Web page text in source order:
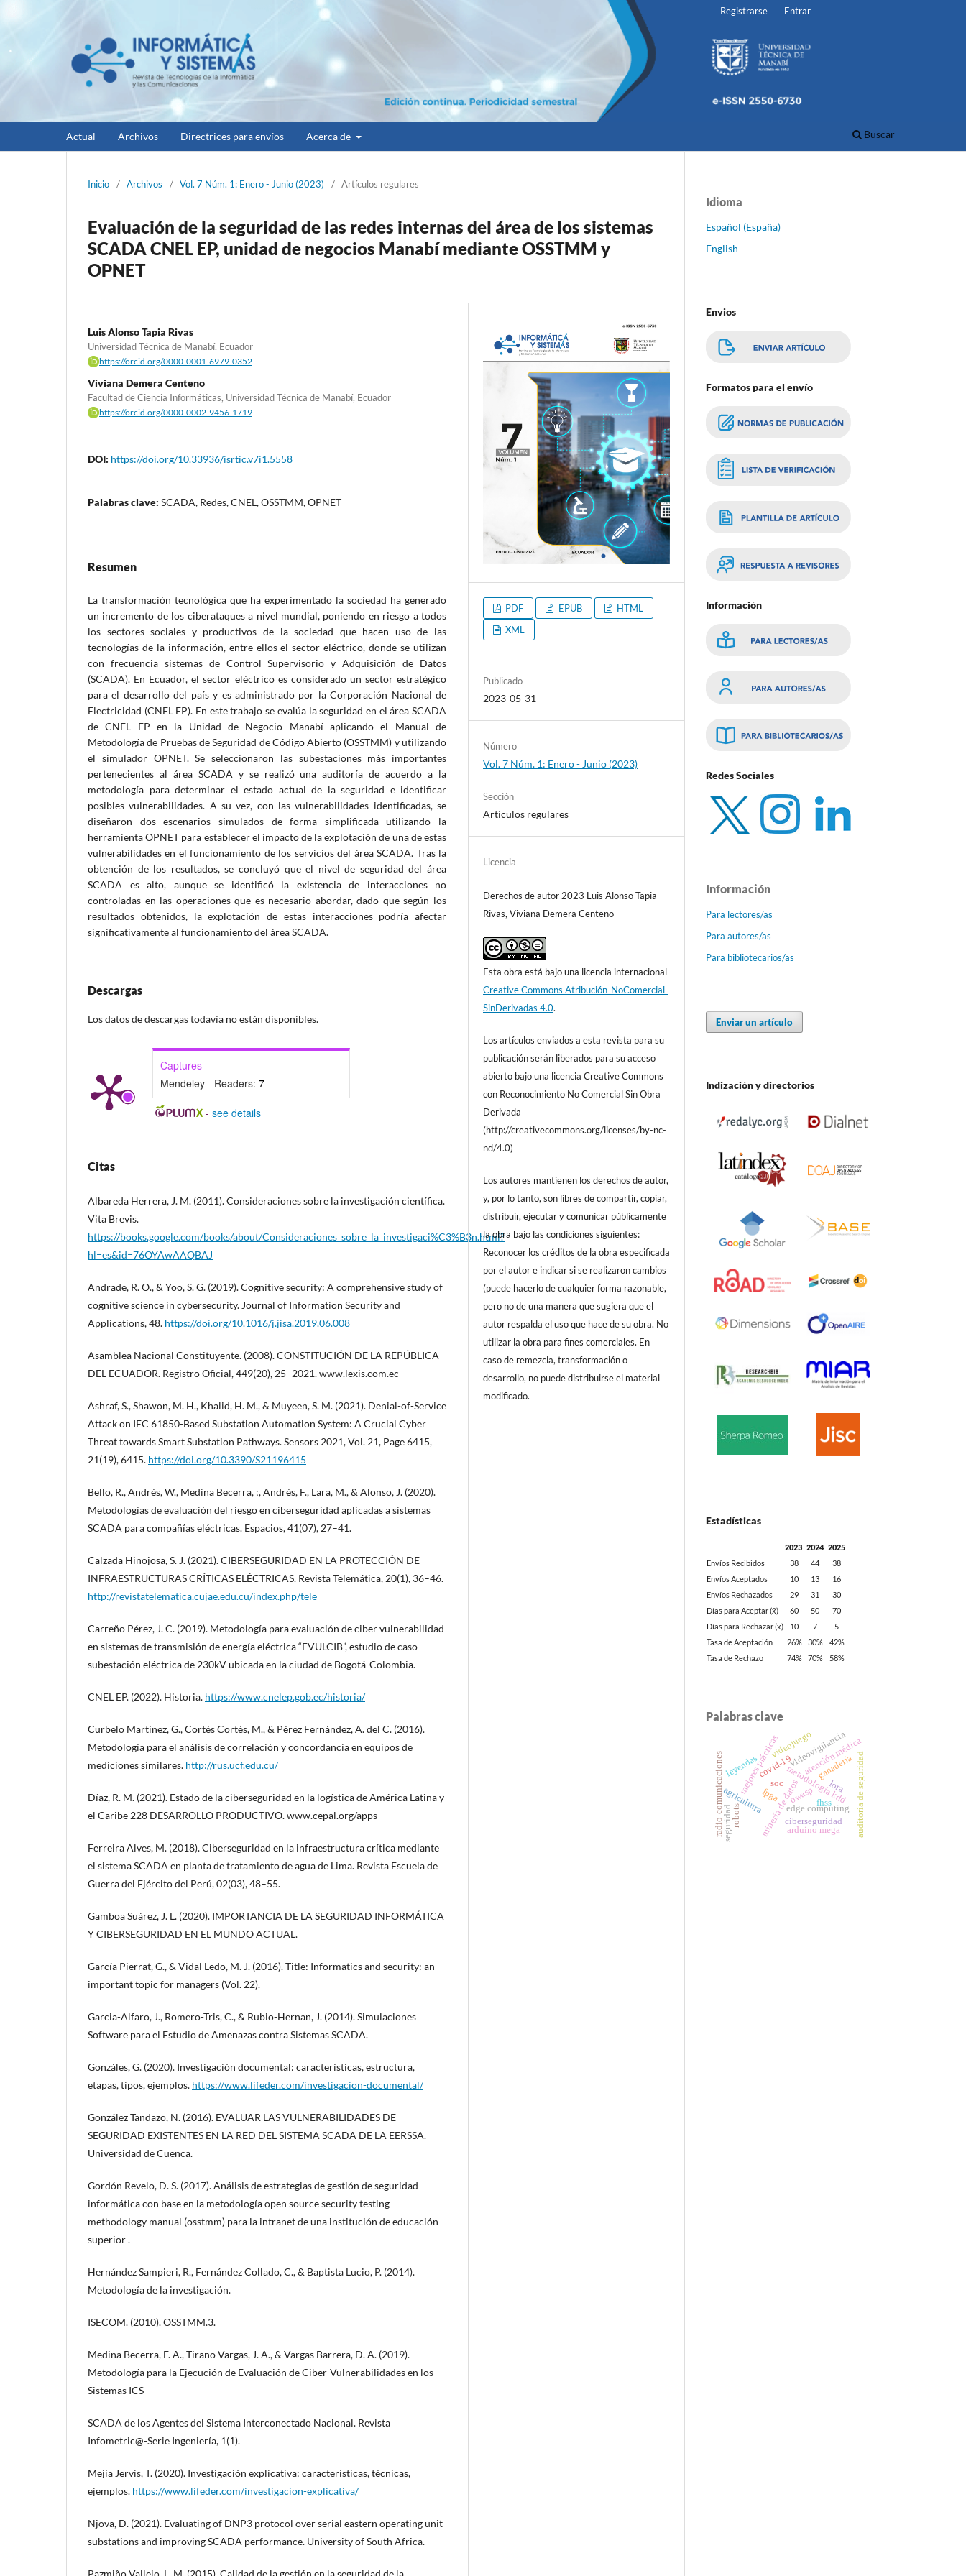
Actual Archivos Directrices para envíos Acerca de Buscar
Registrarse Entrar
Inicio / Archivos / Vol. 7 Núm. 1: Enero - Junio (2023) / Artículos regulares
Evaluación de la seguridad de las redes internas del área de los sistemas
SCADA CNEL EP, unidad de negocios Manabí mediante OSSTMM y
OPNET
Luis Alonso Tapia Rivas
Universidad Técnica de Manabí, Ecuador
https://orcid.org/0000-0001-6979-0352
Viviana Demera Centeno
Facultad de Ciencia Informáticas, Universidad Técnica de Manabí, Ecuador
https://orcid.org/0000-0002-9456-1719
DOI: https://doi.org/10.33936/isrtic.v7i1.5558
Palabras clave: SCADA, Redes, CNEL, OSSTMM, OPNET
Resumen
La transformación tecnológica que ha experimentado la sociedad ha generado
un incremento de los ciberataques a nivel mundial, poniendo en riesgo a todos
los sectores sociales y productivos de la sociedad que hacen uso de las
tecnologías de la información, entre ellos el sector eléctrico, donde se utilizan
con frecuencia sistemas de Control Supervisorio y Adquisición de Datos
(SCADA). En Ecuador, el sector eléctrico es considerado un sector estratégico
para el desarrollo del país y es administrado por la Corporación Nacional de
Electricidad (CNEL EP). En este trabajo se evalúa la seguridad en el área SCADA
de CNEL EP en la Unidad de Negocio Manabí aplicando el Manual de
Metodología de Pruebas de Seguridad de Código Abierto (OSSTMM) y utilizando
el simulador OPNET. Se seleccionaron las subestaciones más importantes
pertenecientes al área SCADA y se realizó una auditoría de acuerdo a la
metodología para determinar el estado actual de la seguridad e identificar
posibles vulnerabilidades. A su vez, con las vulnerabilidades identificadas, se
diseñaron dos escenarios simulados de forma simplificada utilizando la
herramienta OPNET para establecer el impacto de la explotación de una de estas
vulnerabilidades en el funcionamiento de los servicios del área SCADA. Tras la
obtención de los resultados, se concluyó que el nivel de seguridad del área
SCADA es alto, aunque se identificó la existencia de interacciones no
controladas en las operaciones que es necesario abordar, dado que según los
resultados obtenidos, la explotación de estas interacciones podría afectar
significativamente al funcionamiento del área SCADA.
Descargas
Los datos de descargas todavía no están disponibles.
Captures
Mendeley - Readers: 7
- see details
Citas
Albareda Herrera, J. M. (2011). Consideraciones sobre la investigación científica.
Vita Brevis.
https://books.google.com/books/about/Consideraciones_sobre_la_investigaci%C3%B3n.html?
hl=es&id=76OYAwAAQBAJ
Andrade, R. O., & Yoo, S. G. (2019). Cognitive security: A comprehensive study of
cognitive science in cybersecurity. Journal of Information Security and
Applications, 48. https://doi.org/10.1016/j.jisa.2019.06.008
Asamblea Nacional Constituyente. (2008). CONSTITUCIÓN DE LA REPÚBLICA
DEL ECUADOR. Registro Oficial, 449(20), 25–2021. www.lexis.com.ec
Ashraf, S., Shawon, M. H., Khalid, H. M., & Muyeen, S. M. (2021). Denial-of-Service
Attack on IEC 61850-Based Substation Automation System: A Crucial Cyber
Threat towards Smart Substation Pathways. Sensors 2021, Vol. 21, Page 6415,
21(19), 6415. https://doi.org/10.3390/S21196415
Bello, R., Andrés, W., Medina Becerra, ;, Andrés, F., Lara, M., & Alonso, J. (2020).
Metodologías de evaluación del riesgo en ciberseguridad aplicadas a sistemas
SCADA para compañías eléctricas. Espacios, 41(07), 27–41.
Calzada Hinojosa, S. J. (2021). CIBERSEGURIDAD EN LA PROTECCIÓN DE
INFRAESTRUCTURAS CRÍTICAS ELÉCTRICAS. Revista Telemática, 20(1), 36–46.
http://revistatelematica.cujae.edu.cu/index.php/tele
Carreño Pérez, J. C. (2019). Metodología para evaluación de ciber vulnerabilidad
en sistemas de transmisión de energía eléctrica “EVULCIB”, estudio de caso
subestación eléctrica de 230kV ubicada en la ciudad de Bogotá-Colombia.
CNEL EP. (2022). Historia. https://www.cnelep.gob.ec/historia/
Curbelo Martínez, G., Cortés Cortés, M., & Pérez Fernández, A. del C. (2016).
Metodología para el análisis de correlación y concordancia en equipos de
mediciones similares. http://rus.ucf.edu.cu/
Díaz, R. M. (2021). Estado de la ciberseguridad en la logística de América Latina y
el Caribe 228 DESARROLLO PRODUCTIVO. www.cepal.org/apps
Ferreira Alves, M. (2018). Ciberseguridad en la infraestructura crítica mediante
el sistema SCADA en planta de tratamiento de agua de Lima. Revista Escuela de
Guerra del Ejército del Perú, 02(03), 48–55.
Gamboa Suárez, J. L. (2020). IMPORTANCIA DE LA SEGURIDAD INFORMÁTICA
Y CIBERSEGURIDAD EN EL MUNDO ACTUAL.
García Pierrat, G., & Vidal Ledo, M. J. (2016). Title: Informatics and security: an
important topic for managers (Vol. 22).
Garcia-Alfaro, J., Romero-Tris, C., & Rubio-Hernan, J. (2014). Simulaciones
Software para el Estudio de Amenazas contra Sistemas SCADA.
Gonzáles, G. (2020). Investigación documental: características, estructura,
etapas, tipos, ejemplos. https://www.lifeder.com/investigacion-documental/
González Tandazo, N. (2016). EVALUAR LAS VULNERABILIDADES DE
SEGURIDAD EXISTENTES EN LA RED DEL SISTEMA SCADA DE LA EERSSA.
Universidad de Cuenca.
Gordón Revelo, D. S. (2017). Análisis de estrategias de gestión de seguridad
informática con base en la metodología open source security testing
methodology manual (osstmm) para la intranet de una institución de educación
superior .
Hernández Sampieri, R., Fernández Collado, C., & Baptista Lucio, P. (2014).
Metodología de la investigación.
ISECOM. (2010). OSSTMM.3.
Medina Becerra, F. A., Tirano Vargas, J. A., & Vargas Barrera, D. A. (2019).
Metodología para la Ejecución de Evaluación de Ciber-Vulnerabilidades en los
Sistemas ICS-
SCADA de los Agentes del Sistema Interconectado Nacional. Revista
Infometric@-Serie Ingeniería, 1(1).
Mejía Jervis, T. (2020). Investigación explicativa: características, técnicas,
ejemplos. https://www.lifeder.com/investigacion-explicativa/
Njova, D. (2021). Evaluating of DNP3 protocol over serial eastern operating unit
substations and improving SCADA performance. University of South Africa.
Pazmiño Vallejo, L. M. (2015). Calidad de la gestión en la seguridad de la
PDF EPUB
HTML
XML
Publicado
2023-05-31
Número
Vol. 7 Núm. 1: Enero - Junio (2023)
Sección
Artículos regulares
Licencia
Derechos de autor 2023 Luis Alonso Tapia
Rivas, Viviana Demera Centeno
Esta obra está bajo una licencia internacional
Creative Commons Atribución-NoComercial-
SinDerivadas 4.0.
Los artículos enviados a esta revista para su
publicación serán liberados para su acceso
abierto bajo una licencia Creative Commons
con Reconocimiento No Comercial Sin Obra
Derivada
(http://creativecommons.org/licenses/by-nc-
nd/4.0)
Los autores mantienen los derechos de autor,
y, por lo tanto, son libres de compartir, copiar,
distribuir, ejecutar y comunicar públicamente
la obra bajo las condiciones siguientes:
Reconocer los créditos de la obra especificada
por el autor e indicar si se realizaron cambios
(puede hacerlo de cualquier forma razonable,
pero no de una manera que sugiera que el
autor respalda el uso que hace de su obra. No
utilizar la obra para fines comerciales. En
caso de remezcla, transformación o
desarrollo, no puede distribuirse el material
modificado.
Idioma
Español (España)
English
Envios
Formatos para el envío
Información
Redes Sociales
Información
Para lectores/as
Para autores/as
Para bibliotecarios/as
Enviar un artículo
Indización y directorios
Estadísticas
2023 2024 2025
Envíos Recibidos
38 44
38
Envíos Aceptados
10 13
16
Envíos Rechazados
29 31
30
Días para Aceptar (x̄)
60 50
70
Días para Rechazar (x̄)
10 7
5
Tasa de Aceptación
26% 30%
42%
Tasa de Rechazo
74% 70% 58%
Palabras clave
covid-19
minería de datosmetodología kdd
edge computing
mejores prácticas videovigilancia
agricultura
atención médica
ciberseguridad
owasp auditoría de seguridad
fhss
fpga
soc
radio-comunicacionesleyendas
videojuego
lora
ganadería
arduino mega
seguridadrobots